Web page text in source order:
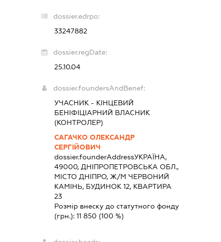
dossier.edrpo:
33247882
dossier.regDate:
25.10.04
dossier.foundersAndBenef:
УЧАСНИК - КІНЦЕВИЙ
БЕНІФІЦІАРНИЙ ВЛАСНИК
(КОНТРОЛЕР)
САГАЧКО ОЛЕКСАНДР
СЕРГІЙОВИЧ
dossier.founderAddressУКРАЇНА,
49000, ДНІПРОПЕТРОВСЬКА ОБЛ.,
МІСТО ДНІПРО, Ж/М ЧЕРВОНИЙ
КАМІНЬ, БУДИНОК 12, КВАРТИРА
23
Розмір внеску до статутного фонду
(грн.): 11 850 (100 %)